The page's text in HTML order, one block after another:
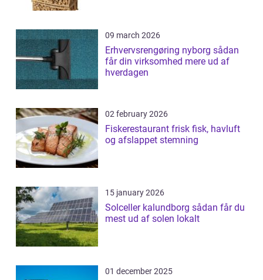
09 march 2026
Erhvervsrengøring nyborg sådan
får din virksomhed mere ud af
hverdagen
02 february 2026
Fiskerestaurant frisk fisk, havluft
og afslappet stemning
15 january 2026
Solceller kalundborg sådan får du
mest ud af solen lokalt
01 december 2025